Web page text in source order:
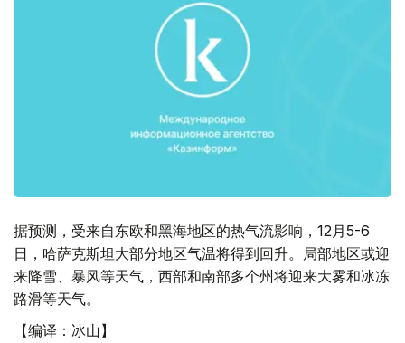
据预测，受来自东欧和黑海地区的热气流影响，12月5-6
日，哈萨克斯坦大部分地区气温将得到回升。局部地区或迎
来降雪、暴风等天气，西部和南部多个州将迎来大雾和冰冻
路滑等天气。
【编译：冰山】